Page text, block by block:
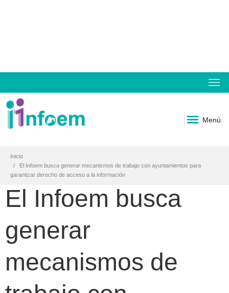
Menú
Inicio
El Infoem busca generar mecanismos de trabajo con ayuntamientos para
garantizar derecho de acceso a la información
El Infoem busca
generar
mecanismos de